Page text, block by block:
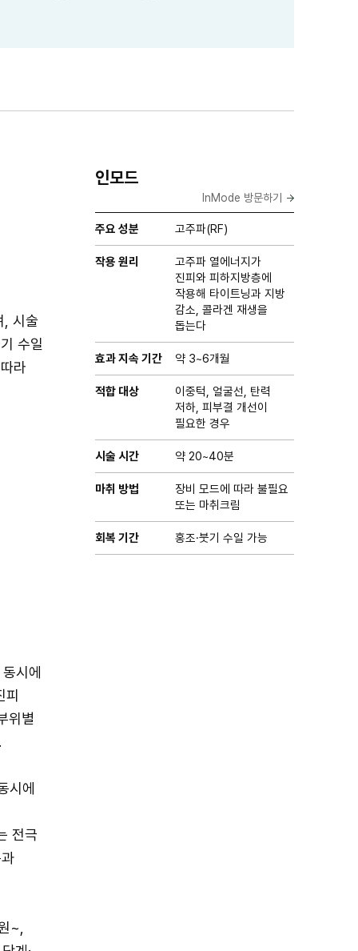
, 시술
수일
라
시에
피
위별
시에
전극
~,
인모드요약
InMode 방문하기
주요 성분 고주파(RF)
작용 원리
고주파 열에너지가
진피와 피하지방층에
작용해 타이트닝과 지방
감소, 콜라겐 재생을
돕는다
효과 지속 기간 약 3~6개월
적합 대상
이중턱, 얼굴선, 탄력
저하, 피부결 개선이
필요한 경우
시술 시간 약 20~40분
마취 방법
장비 모드에 따라 불필요
또는 마취크림
회복 기간 홍조·붓기 수일 가능